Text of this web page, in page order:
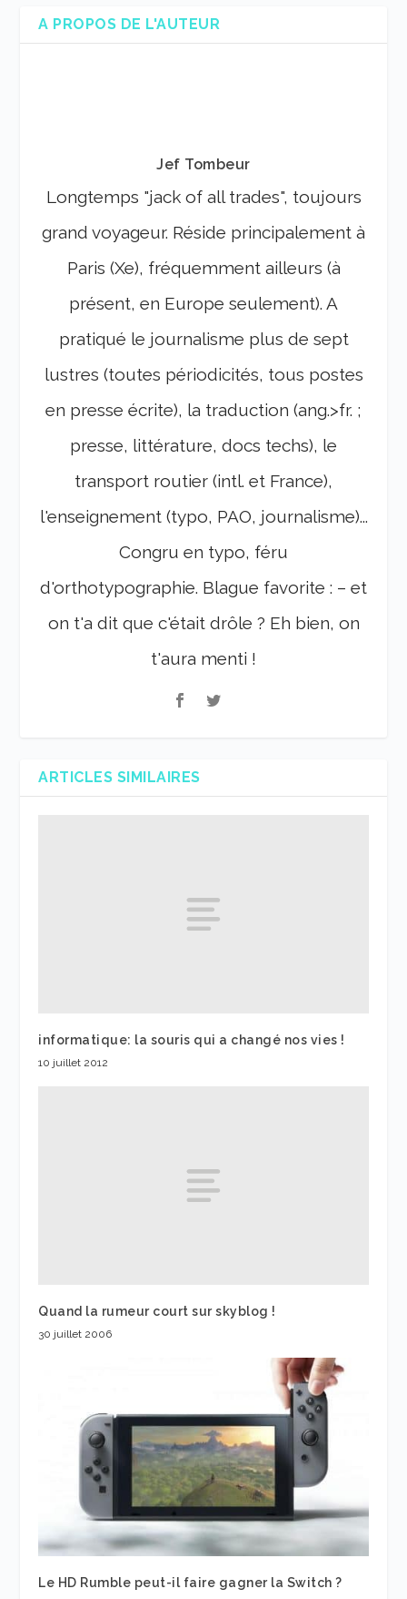
A PROPOS DE L'AUTEUR
Jef Tombeur
Longtemps "jack of all trades", toujours
grand voyageur. Réside principalement à
Paris (Xe), fréquemment ailleurs (à
présent, en Europe seulement). A
pratiqué le journalisme plus de sept
lustres (toutes périodicités, tous postes
en presse écrite), la traduction (ang.>fr. ;
presse, littérature, docs techs), le
transport routier (intl. et France),
l'enseignement (typo, PAO, journalisme)...
Congru en typo, féru
d'orthotypographie. Blague favorite : – et
on t'a dit que c'était drôle ? Eh bien, on
t'aura menti !
ARTICLES SIMILAIRES
informatique: la souris qui a changé nos vies !
10 juillet 2012
Quand la rumeur court sur skyblog !
30 juillet 2006
Le HD Rumble peut-il faire gagner la Switch ?